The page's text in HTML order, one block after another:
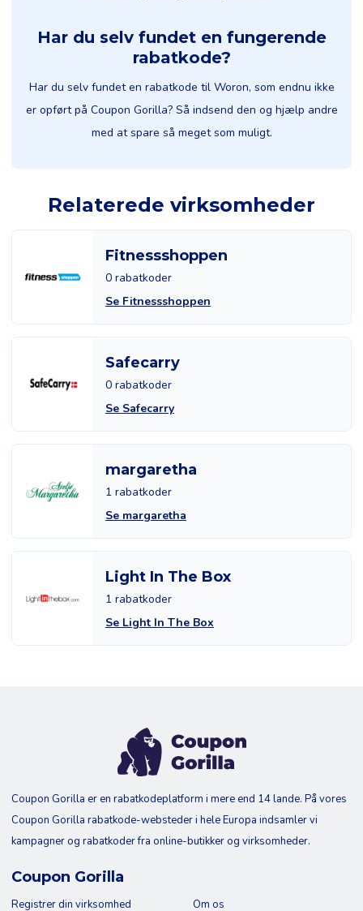
Har du selv fundet en fungerende
rabatkode?
Har du selv fundet en rabatkode til Woron, som endnu ikke
er opført på Coupon Gorilla? Så indsend den og hjælp andre
med at spare så meget som muligt.
Relaterede virksomheder
Fitnessshoppen
0 rabatkoder
Se Fitnessshoppen
Safecarry
0 rabatkoder
Se Safecarry
margaretha
1 rabatkoder
Se margaretha
Light In The Box
1 rabatkoder
Se Light In The Box
Coupon Gorilla er en rabatkodeplatform i mere end 14 lande. På vores
Coupon Gorilla rabatkode-websteder i hele Europa indsamler vi
kampagner og rabatkoder fra online-butikker og virksomheder.
Coupon Gorilla
Registrer din virksomhed Om os